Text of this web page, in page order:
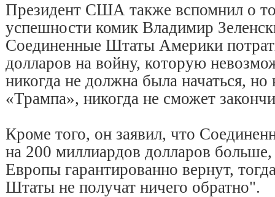
Президент США также вспомнил о
успешности комик Владимир
Соединенные Штаты Америки
долларов на войну, которую
никогда не должна была начаться,
«Трампа», никогда не сможет
Кроме того, он заявил, что
на 200 миллиардов долларов
Европы гарантированно вернут,
Штаты не получат ничего обратно".